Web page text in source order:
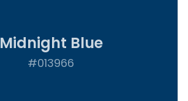
Midnight Blue
#013966